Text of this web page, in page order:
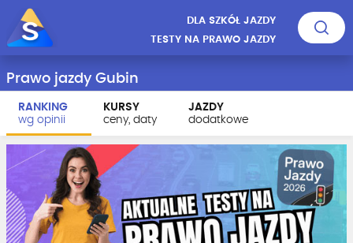
DLA SZKÓŁ JAZDY
TESTY NA PRAWO JAZDY
Prawo jazdy Gubin
RANKING
wg opinii
KURSY
ceny, daty
JAZDY
dodatkowe